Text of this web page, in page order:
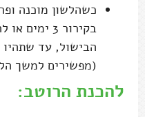
כשהלשון מוכנה
בקירור 3
הבישול, עד שתהיו
(מפשירים למשך
להכנת הרוטב: